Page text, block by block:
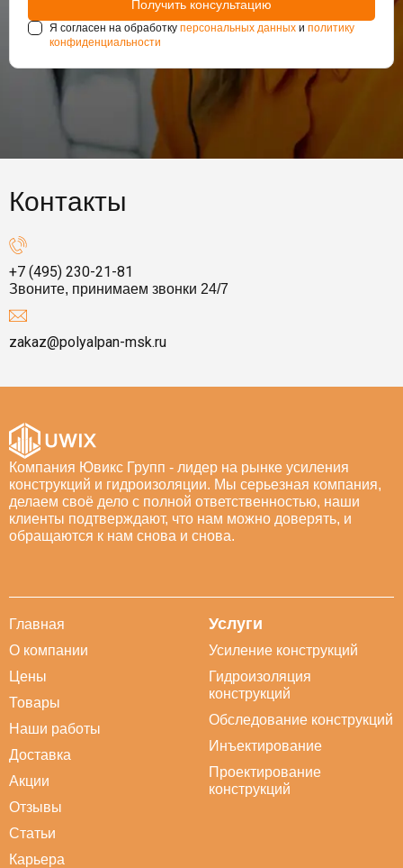
Я согласен на обработку персональных данных и политику
конфиденциальности
Контакты
+7 (495) 230-21-81
Звоните, принимаем звонки 24/7
zakaz@polyalpan-msk.ru
Компания Ювикс Групп - лидер на рынке усиления
конструкций и гидроизоляции. Мы серьезная компания,
делаем своё дело с полной ответственностью, наши
клиенты подтверждают, что нам можно доверять, и
обращаются к нам снова и снова.
Главная
О компании
Цены
Товары
Наши работы
Доставка
Акции
Отзывы
Статьи
Карьера
Услуги
Усиление конструкций
Гидроизоляция
конструкций
Обследование конструкций
Инъектирование
Проектирование
конструкций